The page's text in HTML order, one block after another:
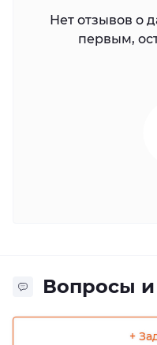
Нет отзывов о
первым,
Вопросы и
+